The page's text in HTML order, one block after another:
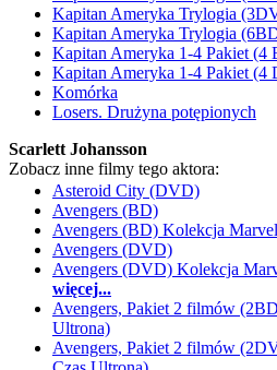
Kapitan Ameryka Trylogia
Kapitan Ameryka Trylogia
Kapitan Ameryka 1-4 Pakiet (4
Kapitan Ameryka 1-4 Pakiet (4
Komórka
Losers. Drużyna potępionych
Scarlett Johansson
Zobacz inne filmy tego aktora:
Asteroid City (DVD)
Avengers (BD)
Avengers (BD) Kolekcja Marvel
Avengers (DVD)
Avengers (DVD) Kolekcja
więcej...
Avengers, Pakiet 2 filmów
Ultrona)
Avengers, Pakiet 2 filmów